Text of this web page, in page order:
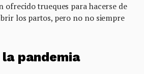
ofrecido trueques para hacerse de
los partos, pero no no siempre
pandemia